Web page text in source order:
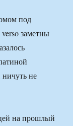
под
заметны
не
на прошлый